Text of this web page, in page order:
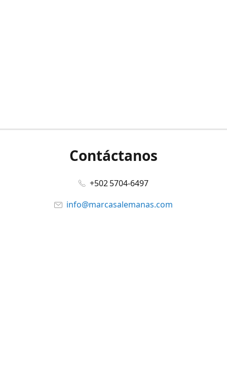
Contáctanos
+502 5704-6497
info@marcasalemanas.com